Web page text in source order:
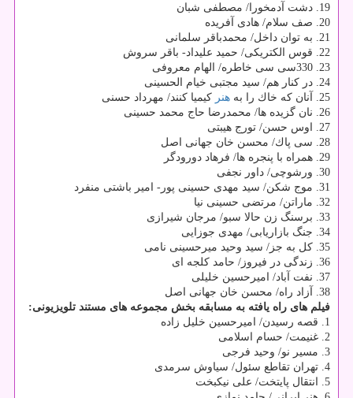
19. دشت آدمخورا/ مصطفی شبان
20. صف سلام/ هادی آفریده
21. به توان داخل/ محمدباقر سلمانی
22. قوس الكتریكی/ حمید علیداد- باقر سروش
23. 330سی سی خاطره/ الهام معروفی
24. در كنار هم/ سید مجتبی خیام الحسینی
25. آنان كه خاك را به
هنر كیمیا كنند/ مهرداد حسنی
26. نان گزیده ها/ محمدرضا حاج محمد حسینی
27. اوس حسن/ تورج هیبتی
28. سی پاك/ محسن خان جهانی اصل
29. همراه با پنجره ها/ فرهاد دورودگر
30. ورشوچی/ داور نجفی
31. موج شكن/ سید مهدی حسینی پور- امیر باشتی منفرد
32. ماراتن/ مرتضی حسینی نیا
33. برسنگ زن حالا سبو/ مرجان شیرازی
34. جنگ بازاریابی/ مهدی جوزایی
35. كل به جز/ سید وحید میرحسینی نامی
36. زندگی در فیروز/ حامد كلجه ای
37. نفت آباد/ امیرحسین خلیلی
38. آزاد راه/ محسن خان جهانی اصل
فیلم های راه یافته به مسابقه بخش مجموعه های مستند تلویزیونی:
1. قصه رسیدن/ امیرحسین خلیل زاده
2. غنیمت/ حسام اسلامی
3. مسیر نو/ وحید فرجی
4. تهران تقاطع سئول/ سیاوش سرمدی
5. انتقال پایتخت/ علی نیكبخت